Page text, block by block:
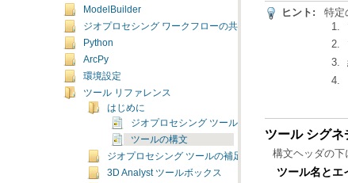
ModelBuilder
ジオプロセシング ワークフローの共有
Python
ArcPy
環境設定
ツール リファレンス
はじめに
ジオプロセシング ツール リファレンスの概要
ツールの構文
ジオプロセシング ツールの補足トピック
3D Analyst ツールボックス
ヒント: 特定
ツール シグネ
構文ヘッダの下
ツール名とエ